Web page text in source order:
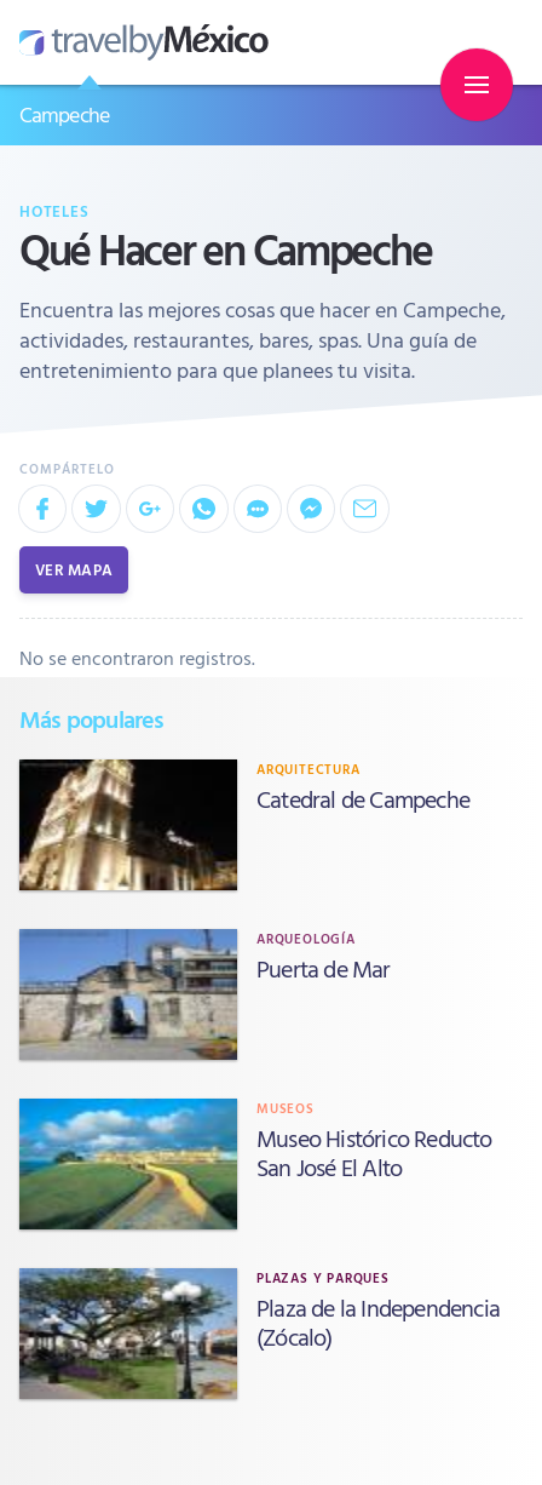
Campeche
HOTELES
Qué Hacer en Campeche
Encuentra las mejores cosas que hacer en Campeche,
actividades, restaurantes, bares, spas. Una guía de
entretenimiento para que planees tu visita.
VER MAPA
No se encontraron registros.
Más populares
ARQUITECTURA
Catedral de Campeche
ARQUEOLOGÍA
Puerta de Mar
MUSEOS
Museo Histórico Reducto
San José El Alto
PLAZAS Y PARQUES
Plaza de la Independencia
(Zócalo)